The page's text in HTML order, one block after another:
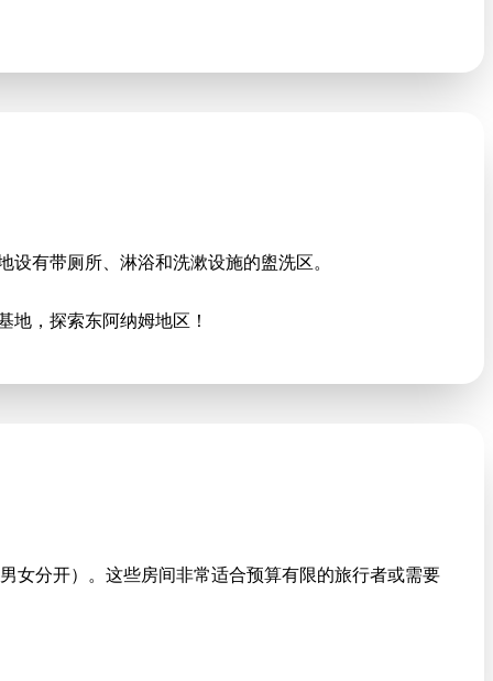
设有带厕所、淋浴和洗漱设施的盥洗区。
地，探索东阿纳姆地区！
女分开）。这些房间非常适合预算有限的旅行者或需要